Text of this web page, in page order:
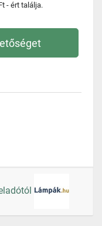
- ért találja.